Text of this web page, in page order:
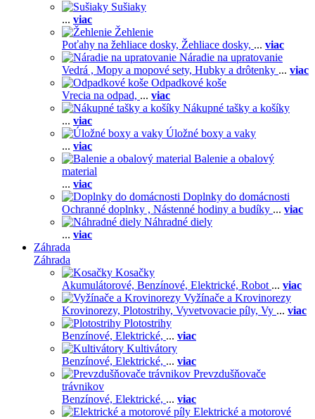
Sušiaky
... viac
Žehlenie
Poťahy na žehliace dosky, Žehliace dosky, ... viac
Náradie na upratovanie
Vedrá , Mopy a mopové sety, Hubky a drôtenky ... viac
Odpadkové koše
Vrecia na odpad, ... viac
Nákupné tašky a košíky
... viac
Úložné boxy a vaky
... viac
Balenie a obalový
material
... viac
Doplnky do domácnosti
Ochranné doplnky , Nástenné hodiny a budíky ... viac
Náhradné diely
... viac
Záhrada
Záhrada
Kosačky
Akumulátorové, Benzínové, Elektrické, Robot ... viac
Vyžínače a Krovinorezy
Krovinorezy, Plotostrihy, Vyvetvovacie píly, Vy ... viac
Plotostrihy
Benzínové, Elektrické, ... viac
Kultivátory
Benzínové, Elektrické, ... viac
Prevzdušňovače
trávnikov
Benzínové, Elektrické, ... viac
Elektrické a motorové